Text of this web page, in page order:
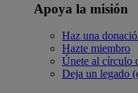
Apoya la misión
Haz una
Hazte miembro
Únete al círculo
Deja un legado